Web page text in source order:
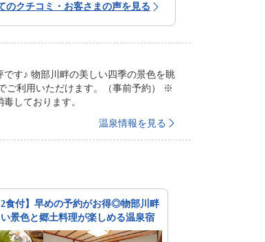
のクチコミ・お客さまの声を見る
す♪ 物部川畔の美しい四季の景色を眺
しております。
温泉情報を見る
2食付】早めの予約がお得◎物部川畔
景色と郷土料理が楽しめる温泉宿